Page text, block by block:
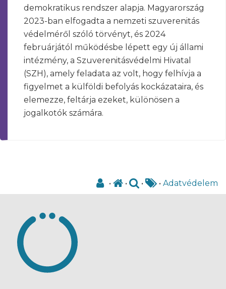
demokratikus rendszer alapja. Magyarország
2023-ban elfogadta a nemzeti szuverenitás
védelméről szóló törvényt, és 2024
februárjától működésbe lépett egy új állami
intézmény, a Szuverenitásvédelmi Hivatal
(SZH), amely feladata az volt, hogy felhívja a
figyelmet a külföldi befolyás kockázataira, és
elemezze, feltárja ezeket, különösen a
jogalkotók számára.
• • • • Adatvédelem